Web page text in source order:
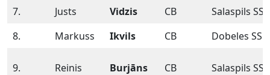
7.
Justs Vidzis CB
Salaspils SS
8.
Markuss Ikvils CB Dobeles SS
9. Reinis Burjāns CB Salaspils SS